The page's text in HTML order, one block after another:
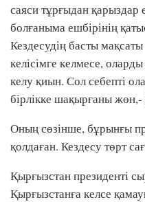
саяси тұрғыдан қарыздар
болғаныма ешбірінің
Кездесудің басты
келісімге келмесе,
келу қиын. Сол себепті
бірлікке шақырғаны
Оның сөзінше, бұрынғы
қолдаған. Кездесу төрт
Қырғызстан президенті
Қырғызстанға келсе